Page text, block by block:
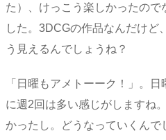
た）、けっこう楽しかったので
した。3DCGの作品なんだけど
う見えるんでしょうね？
「日曜もアメトーーク！」。
に週2回は多い感じがしますね
かったし。どうなっていくんで